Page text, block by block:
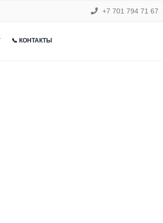
+7 701 794 71 67
📞 КОНТАКТЫ